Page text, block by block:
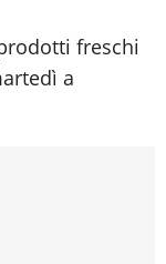
freschi
a